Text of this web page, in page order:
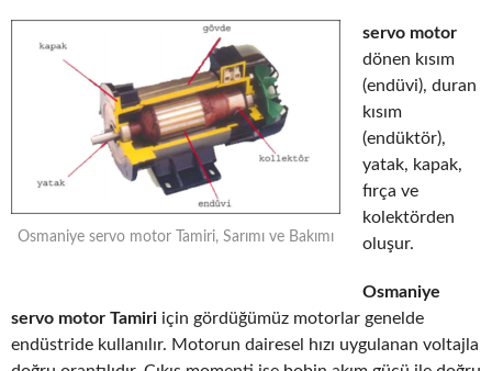
Osmaniye servo motor Tamiri, Sarımı ve Bakımı
servo motor
dönen kısım
(endüvi), duran
kısım
(endüktör),
yatak, kapak,
fırça ve
kolektörden
oluşur.
Osmaniye
servo motor Tamiri için gördüğümüz motorlar genelde
endüstride kullanılır. Motorun dairesel hızı uygulanan voltajla